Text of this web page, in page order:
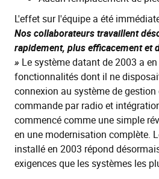
L'effet sur l'équipe a été
Nos collaborateurs travaillent
rapidement, plus efficacement et
» Le système datant de 2003 a
fonctionnalités dont il ne
connexion au système de gestion
commande par radio et
commencé comme une simple
en une modernisation complète.
installé en 2003 répond
exigences que les systèmes les